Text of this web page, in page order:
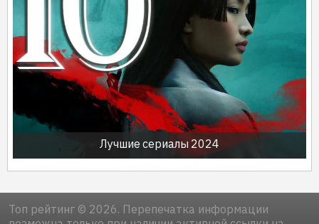
Лучшие сериалы 2024
Топ рейтинг © 2026. Перепечатка информации